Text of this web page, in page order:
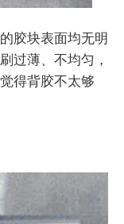
胶块表面均无明
过薄、不均匀，
得背胶不太够